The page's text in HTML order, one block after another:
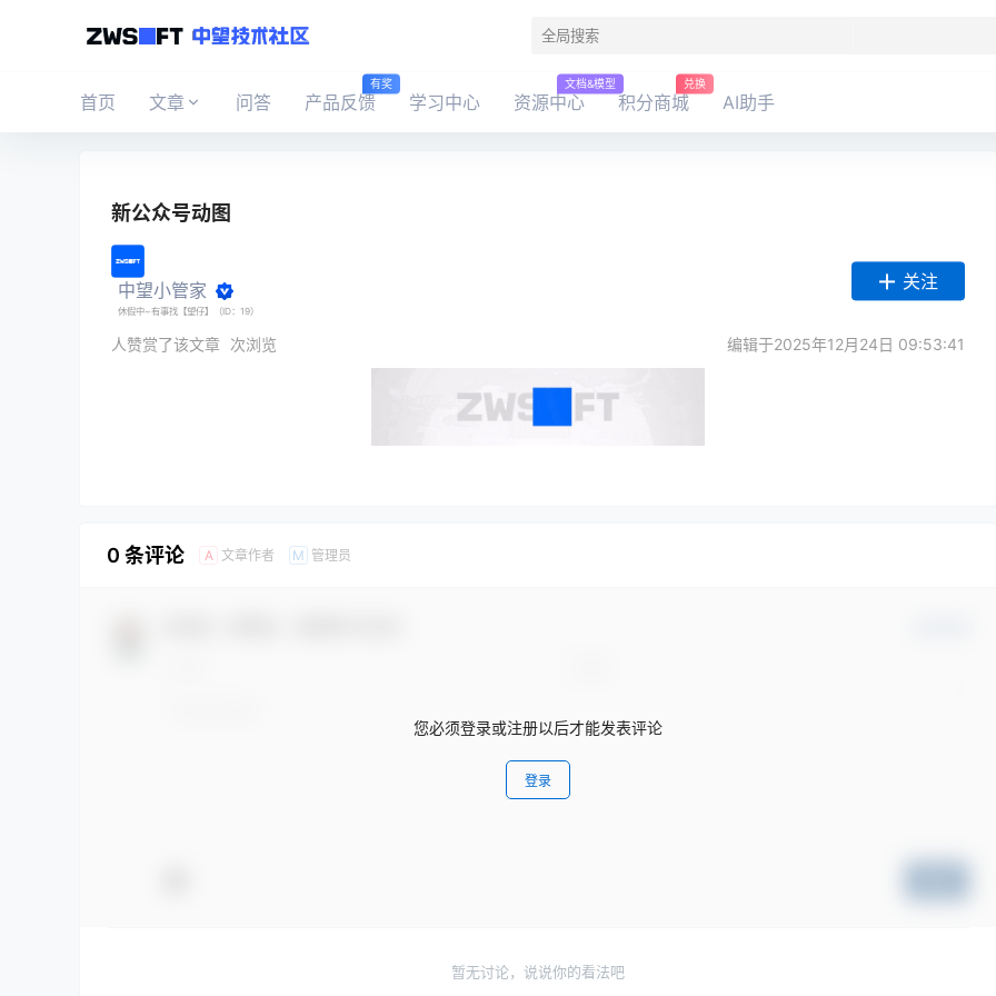
首页 文章 问答 产品反馈
有奖
学习中心 资源中心
文档&模型
积分商城
兑换
AI助手
新公众号动图
中望小管家
休假中~有事找【望仔】（ID：19）
关注
人赞赏了该文章 次浏览 编辑于2025年12月24日 09:53:41
0 条评论 A 文章作者 M 管理员
您必须登录或注册以后才能发表评论
登录
暂无讨论，说说你的看法吧